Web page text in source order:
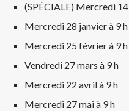
(SPÉCIALE) Mercredi
Mercredi 28 janvier à 9 h
Mercredi 25 février à 9 h
Vendredi 27 mars à 9 h
Mercredi 22 avril à 9 h
Mercredi 27 mai à 9 h